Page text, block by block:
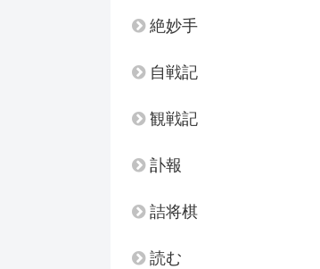
絶妙手
自戦記
観戦記
訃報
詰将棋
読む